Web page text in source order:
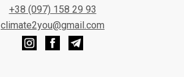
+38 (097) 158 29 93
climate2you@gmail.com